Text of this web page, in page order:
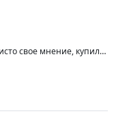
свое мнение, купил
хорошо. Мягкие
цены не кусаются,